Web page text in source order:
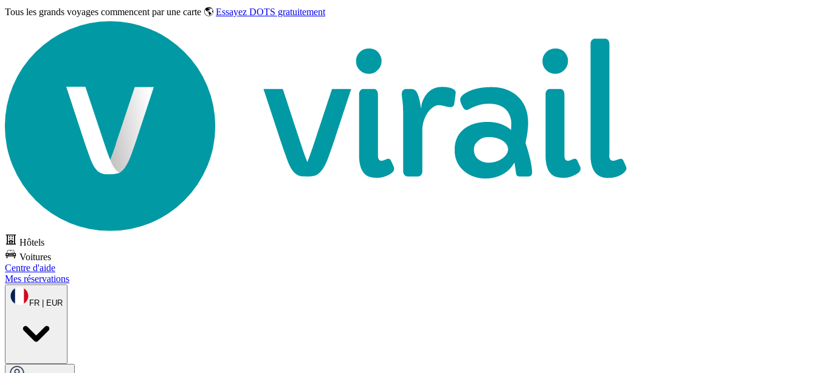
Tous les grands voyages commencent par une carte 🌎 Essayez DOTS gratuitement
Hôtels
Voitures
Centre d'aide
Mes réservations
FR | EUR